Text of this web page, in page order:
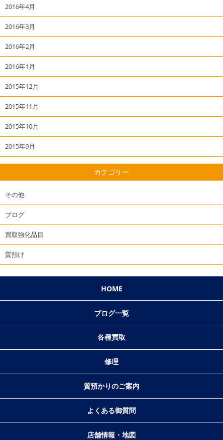
2016年4月
2016年3月
2016年2月
2016年1月
2015年12月
2015年11月
2015年10月
2015年9月
カテゴリー
その他
ブログ
買取強化品目
質預け
HOME
ブログ一覧
各種買取
修理
質預かりのご案内
よくある御質問
店舗情報・地図